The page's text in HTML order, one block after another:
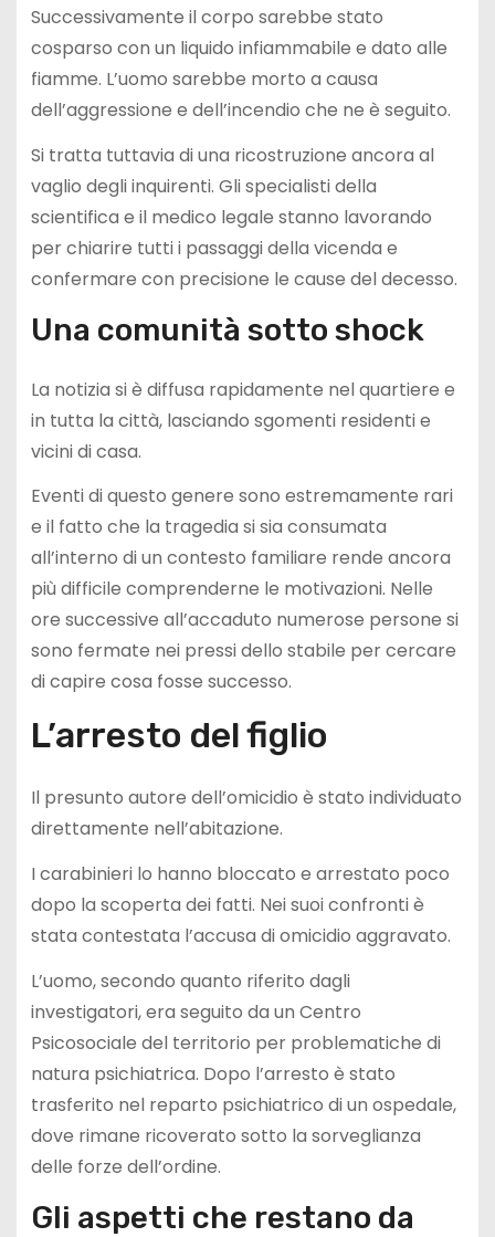
Successivamente il corpo sarebbe stato
cosparso con un liquido infiammabile e dato alle
fiamme. L’uomo sarebbe morto a causa
dell’aggressione e dell’incendio che ne è seguito.
Si tratta tuttavia di una ricostruzione ancora al
vaglio degli inquirenti. Gli specialisti della
scientifica e il medico legale stanno lavorando
per chiarire tutti i passaggi della vicenda e
confermare con precisione le cause del decesso.
Una comunità sotto shock
La notizia si è diffusa rapidamente nel quartiere e
in tutta la città, lasciando sgomenti residenti e
vicini di casa.
Eventi di questo genere sono estremamente rari
e il fatto che la tragedia si sia consumata
all’interno di un contesto familiare rende ancora
più difficile comprenderne le motivazioni. Nelle
ore successive all’accaduto numerose persone si
sono fermate nei pressi dello stabile per cercare
di capire cosa fosse successo.
L’arresto del figlio
Il presunto autore dell’omicidio è stato individuato
direttamente nell’abitazione.
I carabinieri lo hanno bloccato e arrestato poco
dopo la scoperta dei fatti. Nei suoi confronti è
stata contestata l’accusa di omicidio aggravato.
L’uomo, secondo quanto riferito dagli
investigatori, era seguito da un Centro
Psicosociale del territorio per problematiche di
natura psichiatrica. Dopo l’arresto è stato
trasferito nel reparto psichiatrico di un ospedale,
dove rimane ricoverato sotto la sorveglianza
delle forze dell’ordine.
Gli aspetti che restano da